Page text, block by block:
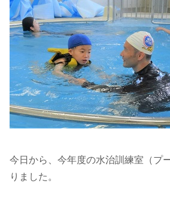
今日から、今年度の水治訓練室（プ
りました。